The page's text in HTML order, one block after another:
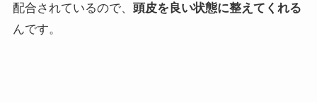
配合されているので、 頭皮を良い状態に整えてくれる
んです。